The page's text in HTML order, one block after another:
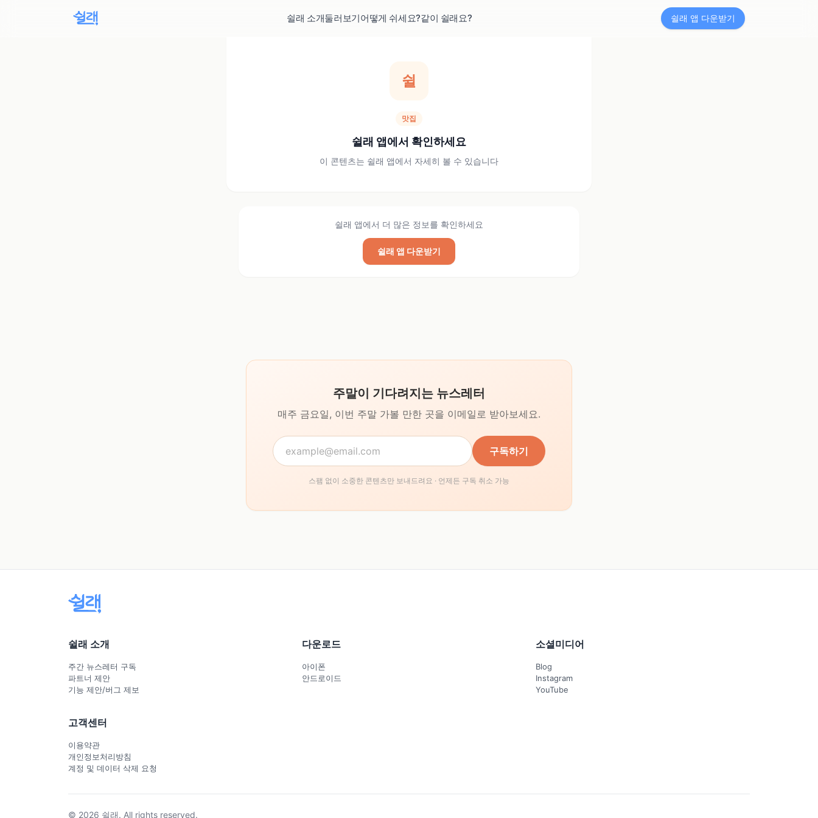
쉴래 소개둘러보기어떻게 쉬세요?같이 쉴래요? 쉴래 앱 다운받기
쉴
맛집
쉴래 앱에서 확인하세요
이 콘텐츠는 쉴래 앱에서 자세히 볼 수 있습니다
쉴래 앱에서 더 많은 정보를 확인하세요
쉴래 앱 다운받기
주말이 기다려지는 뉴스레터
매주 금요일, 이번 주말 가볼 만한 곳을 이메일로 받아보세요.
구독하기
스팸 없이 소중한 콘텐츠만 보내드려요 · 언제든 구독 취소 가능
쉴래 소개
주간 뉴스레터 구독
파트너 제안
기능 제안/버그 제보
다운로드
아이폰
안드로이드
소셜미디어
Blog
Instagram
YouTube
고객센터
이용약관
개인정보처리방침
계정 및 데이터 삭제 요청
© 2026 쉴래. All rights reserved.